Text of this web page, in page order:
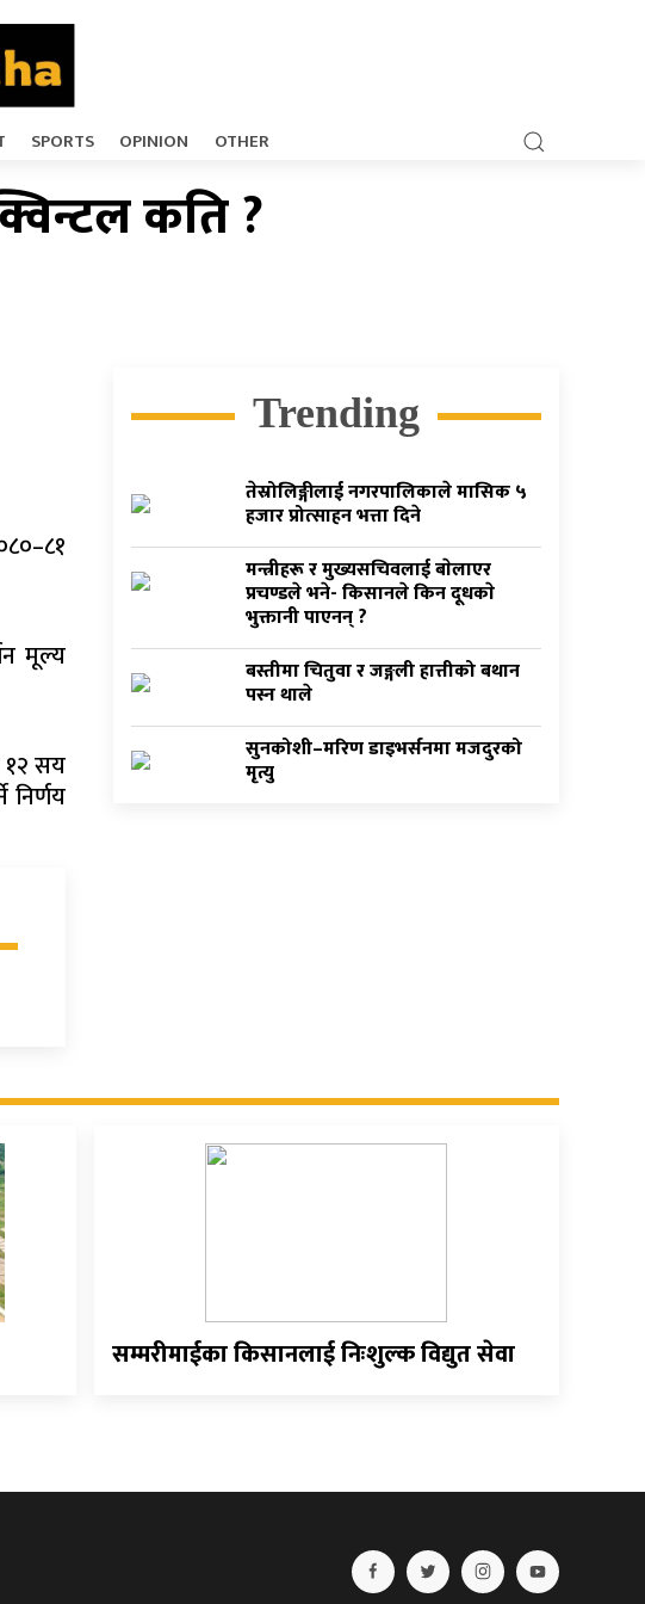
SPORTS OPINION OTHER
कति ?
मूल्य
१२ सय
Trending
तेस्रोलिङ्गीलाई नगरपालिकाले मासिक ५
हजार प्रोत्साहन भत्ता दिने
मन्त्रीहरू र मुख्यसचिवलाई बाेलाएर
प्रचण्डले भने- किसानले किन दूधकाे
भुक्तानी पाएनन् ?
बस्तीमा चितुवा र जङ्गली हात्तीको बथान
पस्न थाले
सुनकोशी–मरिण डाइभर्सनमा मजदुरको
मृत्यु
सम्मरीमाईका किसानलाई निःशुल्क विद्युत सेवा